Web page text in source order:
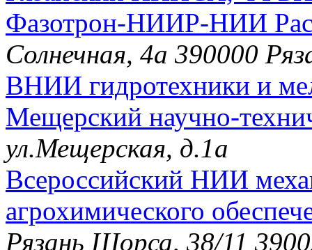
Фазотрон-НИИР-НИИ
Солнечная, 4а 390000
ВНИИ гидротехники и
Мещерский научно-
ул.Мещерская, д.1а
Всероссийский НИИ
агрохимического
Рязань Щорса, 38/11